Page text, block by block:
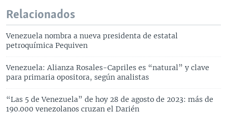
Relacionados
Venezuela nombra a nueva presidenta de estatal
petroquímica Pequiven
Venezuela: Alianza Rosales-Capriles es “natural” y clave
para primaria opositora, según analistas
“Las 5 de Venezuela” de hoy 28 de agosto de 2023: más de
190.000 venezolanos cruzan el Darién